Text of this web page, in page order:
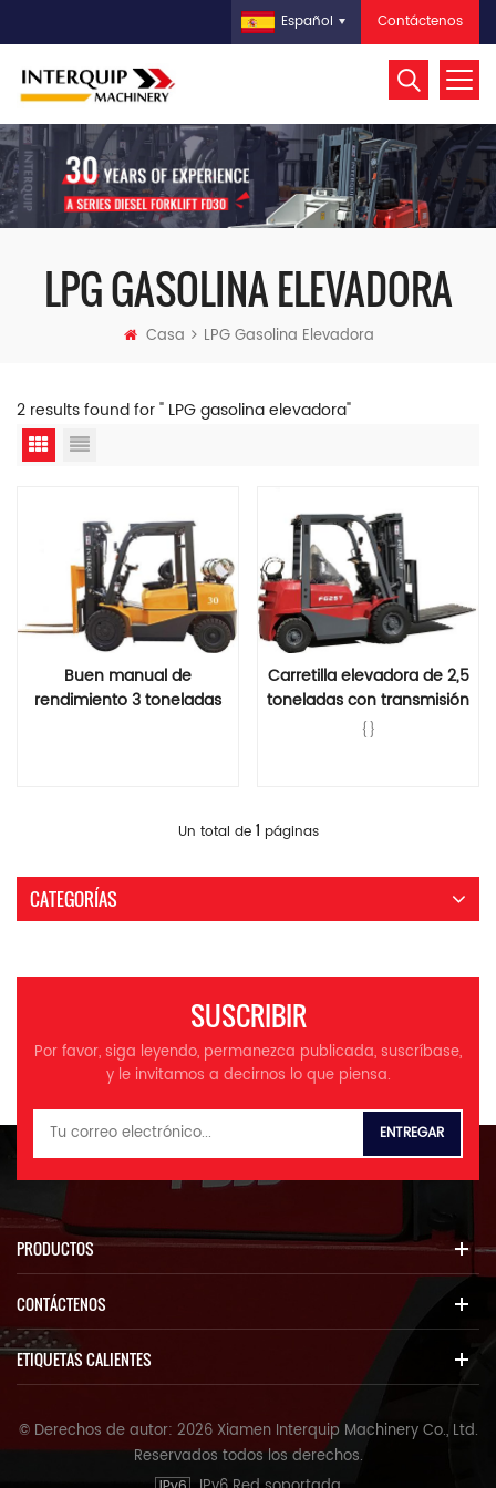
Contáctenos
Español
LPG GASOLINA ELEVADORA
Casa LPG Gasolina Elevadora
2 results found for " LPG gasolina elevadora"
Buen manual de
rendimiento 3 toneladas
Carretilla elevadora de 2,5
toneladas con transmisión
hidráulica para GLP y
{}
Un total de 1 páginas
CATEGORÍAS
SUSCRIBIR
Por favor, siga leyendo, permanezca publicada, suscríbase,
y le invitamos a decirnos lo que piensa.
PRODUCTOS
CONTÁCTENOS
ETIQUETAS CALIENTES
© Derechos de autor: 2026 Xiamen Interquip Machinery Co., Ltd.
Reservados todos los derechos.